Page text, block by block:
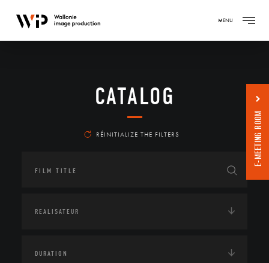
MENU
CATALOG
RÉINITIALIZE THE FILTERS E-MEETING ROOM